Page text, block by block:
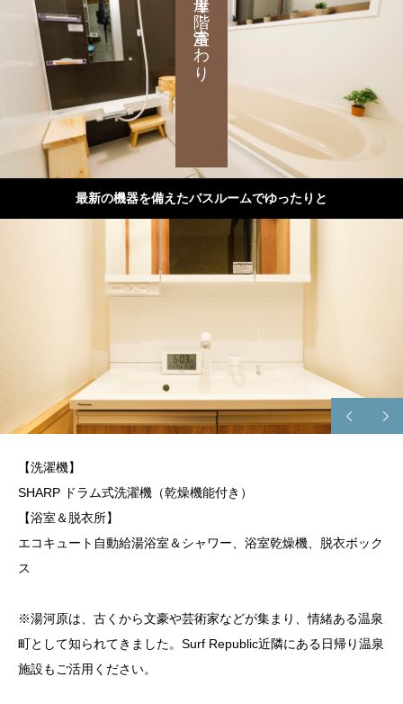
母屋１階：浴室まわり
最新の機器を備えたバスルームでゆったりと
【洗濯機】
SHARP ドラム式洗濯機（乾燥機能付き）
【浴室＆脱衣所】
エコキュート自動給湯浴室＆シャワー、浴室乾燥機、脱衣ボック
ス
※湯河原は、古くから⽂豪や芸術家などが集まり、情緒ある温泉
町として知られてきました。Surf Republic近隣にある日帰り温泉
施設もご活用ください。